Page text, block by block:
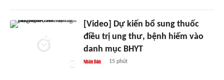
[Video] Dự kiến bổ sung thuốc
điều trị ung thư, bệnh hiếm vào
danh mục BHYT
15 phút